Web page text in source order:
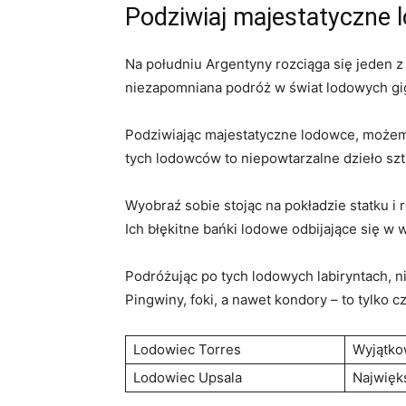
Podziwiaj majestatyczne
Na południu Argentyny rozciąga się⁢ jeden
niezapomniana podróż w świat lodowych
Podziwiając majestatyczne lodowce,
tych lodowców to niepowtarzalne dzieło
Wyobraź sobie stojąc na pokładzie statku
‍Ich ⁢błękitne‍ bańki lodowe‌ odbijające się
Podróżując po tych lodowych labiryntach,
Pingwiny, foki, a nawet ​kondory⁢ – to​ tylko
Lodowiec Torres
Lodowiec Upsala